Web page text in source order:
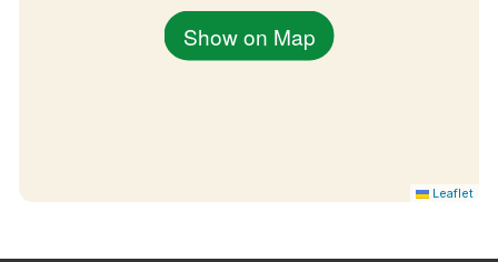
Extrasäng mot en avgift
Husdjur tillåts mot en avgift
Show on Map
Leaflet